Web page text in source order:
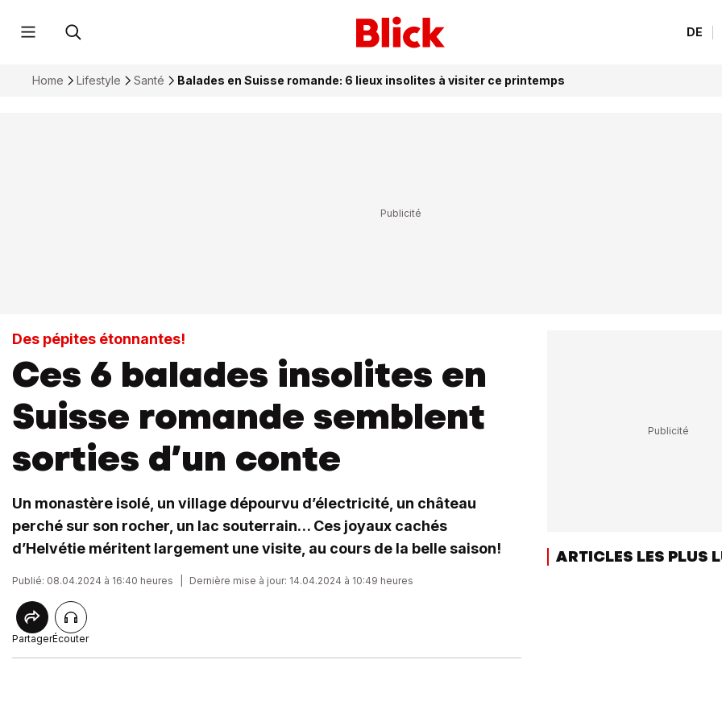
DE
Home Lifestyle Santé Balades en Suisse romande: 6 lieux insolites à visiter ce printemps
Des pépites étonnantes!
Ces 6 balades insolites en
Suisse romande semblent
sorties d’un conte
Un monastère isolé, un village dépourvu d’électricité, un château
perché sur son rocher, un lac souterrain… Ces joyaux cachés
d’Helvétie méritent largement une visite, au cours de la belle saison!
Publié: 08.04.2024 à 16:40 heures Dernière mise à jour: 14.04.2024 à 10:49 heures
PartagerÉcouter
ARTICLES LES PLUS